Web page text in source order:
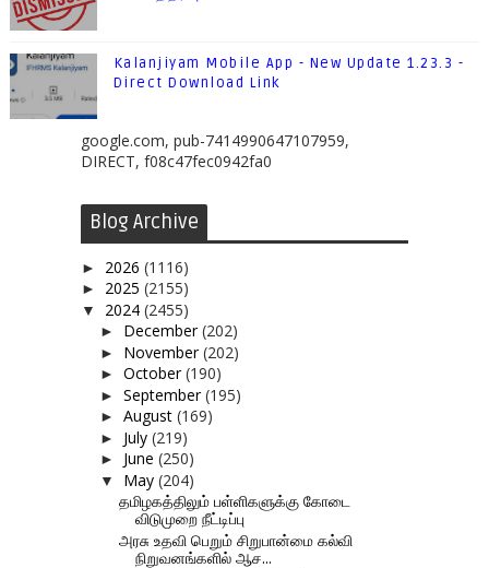
Kalanjiyam Mobile App - New Update 1.23.3 -
Direct Download Link
google.com, pub-7414990647107959,
DIRECT, f08c47fec0942fa0
Blog Archive
► 2026 (1116)
► 2025 (2155)
▼ 2024 (2455)
► December(202)
► November(202)
► October(190)
► September(195)
► August (169)
► July (219)
► June (250)
▼ May (204)
தமிழகத்திலும் பள்ளிகளுக்கு கோடை
விடுமுறை நீட்டிப்பு
அரசு உதவி பெறும் சிறுபான்மை கல்வி
நிறுவனங்களில் ஆச...